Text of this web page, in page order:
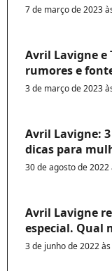
7 de março de 2023
Avril Lavigne e
rumores e
3 de março de 2023
Avril Lavigne:
dicas para
30 de agosto de 2022
Avril Lavigne
especial. Qual
3 de junho de 2022